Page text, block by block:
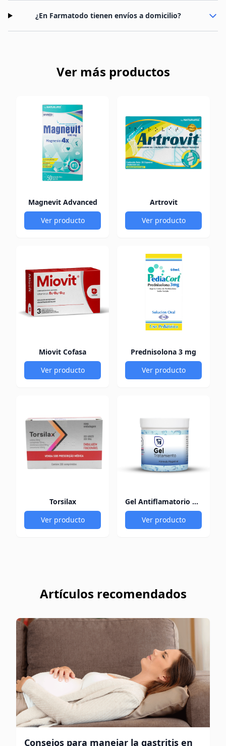
¿En Farmatodo tienen envíos a domicilio?
Ver más productos
Magnevit Advanced
Ver producto
Artrovit
Ver producto
Miovit Cofasa
Ver producto
Prednisolona 3 mg
Ver producto
Torsilax
Ver producto
Gel Antiflamatorio 60Gr
Ver producto
Artículos recomendados
Consejos para manejar la gastritis en